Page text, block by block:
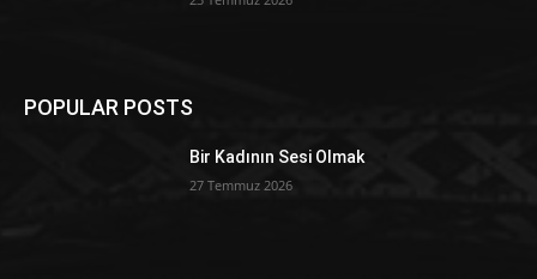
POPULAR POSTS
Bir Kadının Sesi Olmak
27 Temmuz 2026